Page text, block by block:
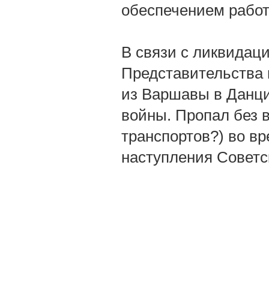
обеспечением
В связи с
из Варшавы в
войны. Пропал без
транспортов?) во
наступления